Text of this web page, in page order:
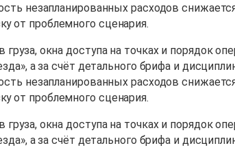
незапланированных расходов
от проблемного сценария.
окна доступа на точках и порядок
а за счёт детального брифа и
незапланированных расходов
от проблемного сценария.
окна доступа на точках и порядок
а за счёт детального брифа и